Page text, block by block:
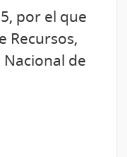
por el que
Recursos,
de